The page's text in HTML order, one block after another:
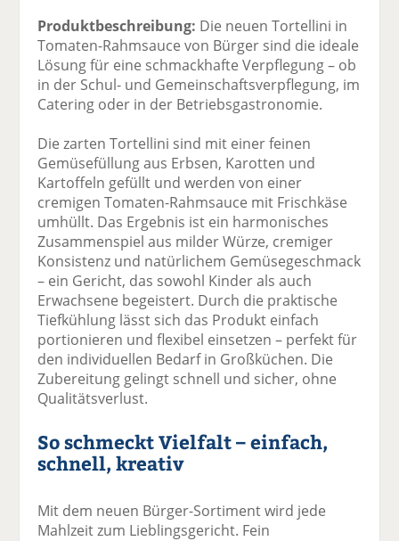
Produktbeschreibung: Die neuen Tortellini in
Tomaten-Rahmsauce von Bürger sind die ideale
Lösung für eine schmackhafte Verpflegung – ob
in der Schul- und Gemeinschaftsverpflegung, im
Catering oder in der Betriebsgastronomie.
Die zarten Tortellini sind mit einer feinen
Gemüsefüllung aus Erbsen, Karotten und
Kartoffeln gefüllt und werden von einer
cremigen Tomaten-Rahmsauce mit Frischkäse
umhüllt. Das Ergebnis ist ein harmonisches
Zusammenspiel aus milder Würze, cremiger
Konsistenz und natürlichem Gemüsegeschmack
– ein Gericht, das sowohl Kinder als auch
Erwachsene begeistert. Durch die praktische
Tiefkühlung lässt sich das Produkt einfach
portionieren und flexibel einsetzen – perfekt für
den individuellen Bedarf in Großküchen. Die
Zubereitung gelingt schnell und sicher, ohne
Qualitätsverlust.
So schmeckt Vielfalt – einfach,
schnell, kreativ
Mit dem neuen Bürger-Sortiment wird jede
Mahlzeit zum Lieblingsgericht. Fein